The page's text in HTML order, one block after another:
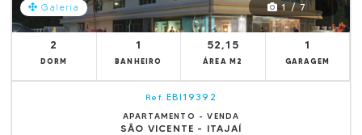
Galeria 1 / 7
2
DORM
1
BANHEIRO
52,15
ÁREA M2
1
GARAGEM
Ref. EBI19392
APARTAMENTO - VENDA
SÃO VICENTE - ITAJAÍ